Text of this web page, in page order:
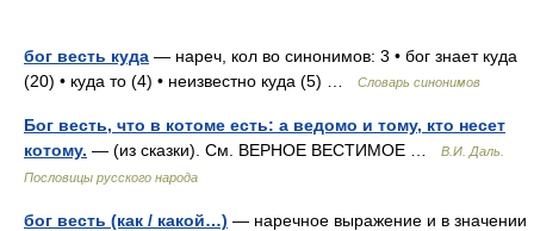
бог весть куда — нареч, кол во синонимов: 3 • бог знает куда
(20) • куда то (4) • неизвестно куда (5) …
Словарь синонимов
Бог весть, что в котоме есть: а ведомо и тому, кто несет
котому. — (из сказки). См. ВЕРНОЕ ВЕСТИМОЕ …
В.И. Даль.
Пословицы русского народа
бог весть (как / какой…) — наречное выражение и в значении